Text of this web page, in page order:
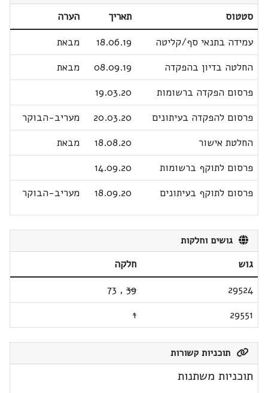
סטטוס תאריך
הערה
עמידה בתנאי סף/קליטה
18.06.19
מבאת
החלטה בדיון בהפקדה
08.09.19
מבאת
פרסום הפקדה ברשומות
19.03.20
פרסום להפקדה בעיתונים
20.03.20
מעריב-הבוקר
החלטת אישור
18.08.20
מבאת
פרסום לתוקף ברשומות
14.09.20
פרסום לתוקף בעיתונים
18.09.20 מעריב-הבוקר
גושים וחלקות
גוש
חלקה
29524
39
,
73
29551
1
תוכניות קשורות
תוכניות משתנות